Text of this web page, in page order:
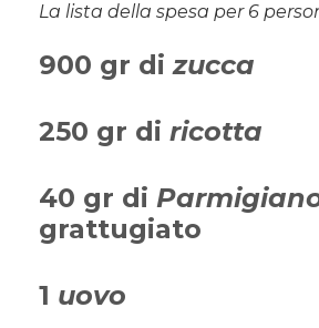
La lista della spesa per 6
900 gr dizucca
250 gr di ricotta
40 gr di
grattugiato
1 uovo